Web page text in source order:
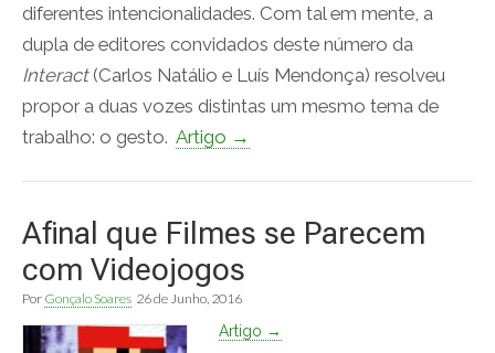
diferentes intencionalidades. Com tal em mente, a
dupla de editores convidados deste número da
Interact(Carlos Natálio e Luís Mendonça) resolveu
propor a duas vozes distintas um mesmo tema de
trabalho: o gesto. Artigo →
Afinal que Filmes se Parecem
com Videojogos
Por Gonçalo Soares 26 de Junho, 2016
Artigo →